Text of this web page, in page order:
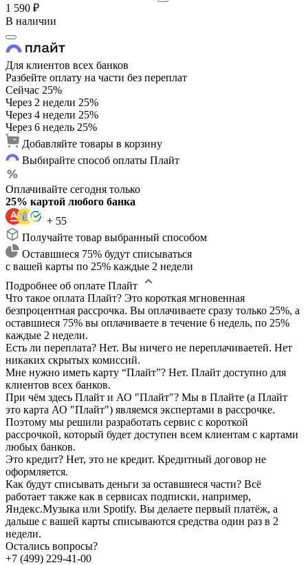
1 590 ₽
В наличии
Для клиентов всех банков
Разбейте оплату на части без переплат
Сейчас 25%
Через 2 недели 25%
Через 4 недели 25%
Через 6 недель 25%
Добавляйте товары в корзину
Выбирайте способ оплаты Плайт
Оплачивайте сегодня только
25% картой любого банка
+ 55
Получайте товар выбранный способом
Оставшиеся 75% будут списываться
с вашей карты по 25% каждые 2 недели
Подробнее об оплате Плайт
Что такое оплата Плайт? Это короткая мгновенная
безпроцентная рассрочка. Вы оплачиваете сразу только 25%, а
оставшиеся 75% вы оплачиваете в течение 6 недель, по 25%
каждые 2 недели.
Есть ли переплата? Нет. Вы ничего не переплачиваетей. Нет
никаких скрытых комиссий.
Мне нужно иметь карту “Плайт”? Нет. Плайт доступно для
клиентов всех банков.
При чём здесь Плайт и АО "Плайт"? Мы в Плайте (а Плайт
это карта АО "Плайт") являемся экспертами в рассрочке.
Поэтому мы решили разработать сервис с короткой
рассрочкой, который будет доступен всем клиентам с картами
любых банков.
Это кредит? Нет, это не кредит. Кредитный договор не
оформляется.
Как будут списывать деньги за оставшиеся части? Всё
работает также как в сервисах подписки, например,
Яндекс.Музыка или Spotify. Вы делаете первый платёж, а
дальше с вашей карты списываются средства один раз в 2
недели.
Остались вопросы?
+7 (499) 229-41-00